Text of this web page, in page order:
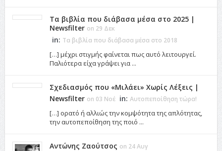
Τα βιβλία που διάβασα μέσα στο 2025 |
Newsfilter on 29 Δεκ
in: Τα βιβλία που διάβασα μέσα στο 2018
[…] μέχρι στιγμής φαίνεται πως αυτό λειτουργεί.
Παλιότερα είχα γράψει για ...
Σχεδιασμός που «Μιλάει» Χωρίς Λέξεις |
Newsfilter on 03 Νοέ in: Αυτοπεποίθηση τώρα!
[…] ορατό ή αλλιώς την κομψότητα της απλότητας,
την αυτοπεποίθηση της ποιό ...
Αντώνης Ζαούτσος on 24 Αυγ